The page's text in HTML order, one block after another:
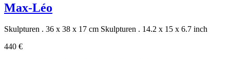
Max-Léo
Skulpturen . 36 x 38 x 17 cm Skulpturen . 14.2 x 15 x 6.7 inch
440 €